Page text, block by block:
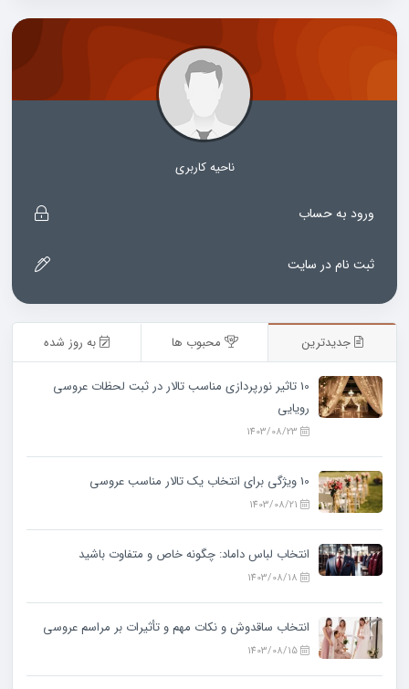
ناحیه کاربری
ورود به حساب
ثبت نام در سایت
جدیدترین محبوب ها به روز شده
10 تاثیر نورپردازی مناسب تالار در ثبت لحظات عروسی
رویایی
10 ویژگی‌ برای انتخاب یک تالار مناسب عروسی
انتخاب لباس داماد: چگونه خاص و متفاوت باشید
انتخاب ساقدوش و نکات مهم و تأثیرات بر مراسم عروسی